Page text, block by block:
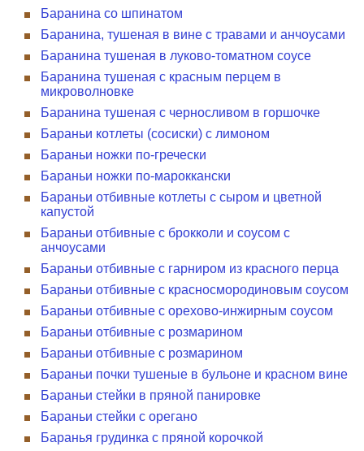
Баранина со шпинатом
Баранина, тушеная в вине с травами и анчоусами
Баранина тушеная в луково-томатном соусе
Баранина тушеная с красным перцем в
микроволновке
Баранина тушеная с черносливом в горшочке
Бараньи котлеты (сосиски) с лимоном
Бараньи ножки по-гречески
Бараньи ножки по-мароккански
Бараньи отбивные котлеты с сыром и цветной
капустой
Бараньи отбивные с брокколи и соусом с
анчоусами
Бараньи отбивные с гарниром из красного перца
Бараньи отбивные с красносмородиновым соусом
Бараньи отбивные с орехово-инжирным соусом
Бараньи отбивные с розмарином
Бараньи отбивные с розмарином
Бараньи почки тушеные в бульоне и красном вине
Бараньи стейки в пряной панировке
Бараньи стейки с орегано
Баранья грудинка с пряной корочкой